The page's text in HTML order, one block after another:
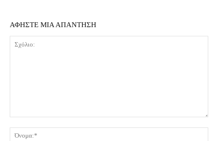
ΑΦΗΣΤΕ ΜΙΑ ΑΠΑΝΤΗΣΗ